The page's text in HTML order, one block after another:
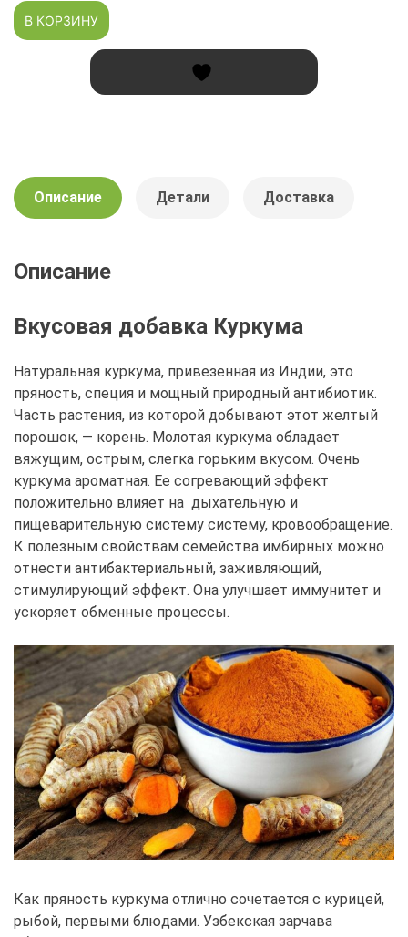
молотая
В КОРЗИНУ
Описание Детали Доставка
Описание
Вкусовая добавка Куркума
Натуральная куркума, привезенная из Индии, это
пряность, специя и мощный природный антибиотик.
Часть растения, из которой добывают этот желтый
порошок, — корень. Молотая куркума обладает
вяжущим, острым, слегка горьким вкусом. Очень
куркума ароматная. Ее согревающий эффект
положительно влияет на дыхательную и
пищеварительную систему систему, кровообращение.
К полезным свойствам семейства имбирных можно
отнести антибактериальный, заживляющий,
стимулирующий эффект. Она улучшает иммунитет и
ускоряет обменные процессы.
Как пряность куркума отлично сочетается с курицей,
рыбой, первыми блюдами. Узбекская зарчава